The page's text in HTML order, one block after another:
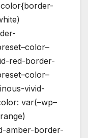
red-border-
vivid-
var(–wp–
amber-border-